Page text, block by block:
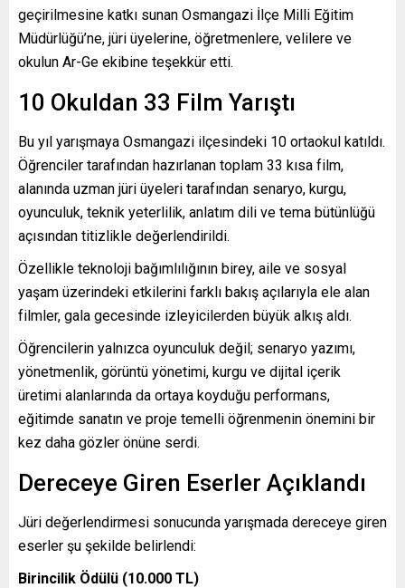
geçirilmesine katkı sunan Osmangazi İlçe Milli Eğitim
Müdürlüğü’ne, jüri üyelerine, öğretmenlere, velilere ve
okulun Ar-Ge ekibine teşekkür etti.
10 Okuldan 33 Film Yarıştı
Bu yıl yarışmaya Osmangazi ilçesindeki 10 ortaokul katıldı.
Öğrenciler tarafından hazırlanan toplam 33 kısa film,
alanında uzman jüri üyeleri tarafından senaryo, kurgu,
oyunculuk, teknik yeterlilik, anlatım dili ve tema bütünlüğü
açısından titizlikle değerlendirildi.
Özellikle teknoloji bağımlılığının birey, aile ve sosyal
yaşam üzerindeki etkilerini farklı bakış açılarıyla ele alan
filmler, gala gecesinde izleyicilerden büyük alkış aldı.
Öğrencilerin yalnızca oyunculuk değil; senaryo yazımı,
yönetmenlik, görüntü yönetimi, kurgu ve dijital içerik
üretimi alanlarında da ortaya koyduğu performans,
eğitimde sanatın ve proje temelli öğrenmenin önemini bir
kez daha gözler önüne serdi.
Dereceye Giren Eserler Açıklandı
Jüri değerlendirmesi sonucunda yarışmada dereceye giren
eserler şu şekilde belirlendi:
Birincilik Ödülü (10.000 TL)